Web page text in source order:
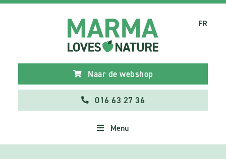
Naar de webshop
016 63 27 36
Menu
FR